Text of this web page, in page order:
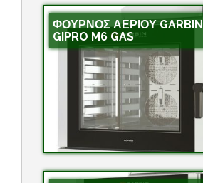
ΦΟΥΡΝΟΣ ΑΕΡΙΟΥ GARBIN
GIPRO M6 GAS